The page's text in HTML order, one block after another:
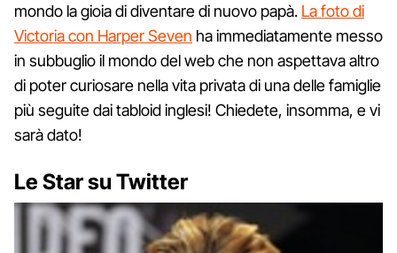
mondo la gioia di diventare di nuovo papà. La foto di
Victoria con Harper Seven ha immediatamente messo
in subbuglio il mondo del web che non aspettava altro
di poter curiosare nella vita privata di una delle famiglie
più seguite dai tabloid inglesi! Chiedete, insomma, e vi
sarà dato!
Le Star su Twitter